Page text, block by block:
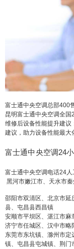
富士通中央空调总部400
昆明富士通中央空调全
维修后设备性能提升建议
建议，助力设备性能最大
富士通中央空调24
富士通中央空调电话24
黑河市嫩江市、天水市
邵阳市双清区、北京市延
县、屯昌县西昌镇
安顺市平坝区、湛江市麻
济宁市任城区、汉中市略
东莞市东坑镇、滁州市
镇、屯昌县屯城镇、荆
9（点击咨询
务电话 昆明富
扫描二维码继续阅读